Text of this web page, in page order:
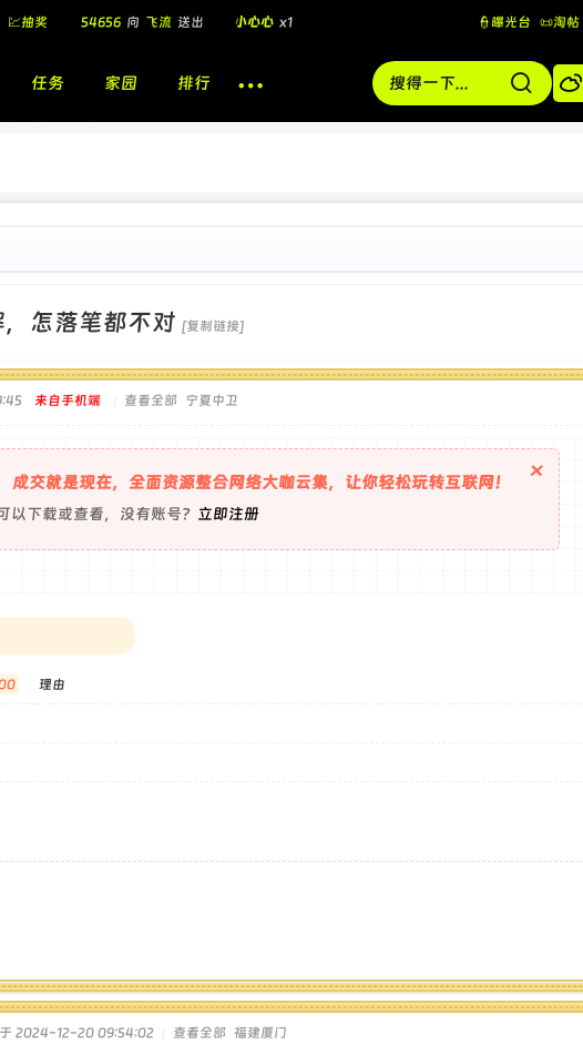
💹抽奖 54656 向 飞流 送出 小心心 x1
飞流 向 北 酷盖墨镜
👮曝光台 📜淘帖
任务 家园 排行 
怎落笔都不对 [复制链接]
来自手机端 查看全部 宁夏中卫
成交就是现在，全面资源整合网络大咖云集，让你轻松玩转互联网！
以下载或查看，没有账号？ 立即注册
×
理由
2024-12-20 09:54:02 查看全部 福建厦门